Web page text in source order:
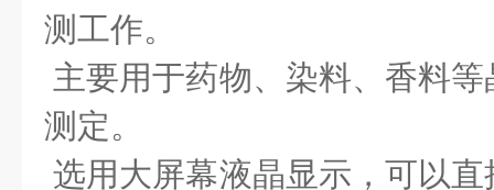
测工作。
主要用于药物、染料、香料
测定。
选用大屏幕液晶显示，可以